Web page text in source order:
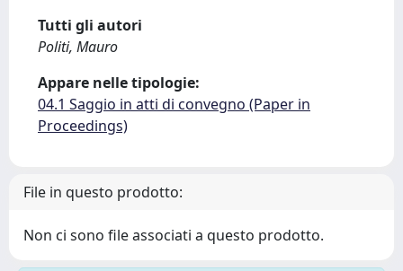
Tutti gli autori
Politi, Mauro
Appare nelle tipologie:
04.1 Saggio in atti di convegno (Paper in
Proceedings)
File in questo prodotto:
Non ci sono file associati a questo prodotto.